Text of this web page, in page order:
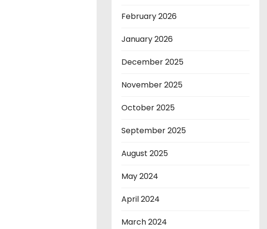
February 2026
January 2026
December 2025
November 2025
October 2025
September 2025
August 2025
May 2024
April 2024
March 2024